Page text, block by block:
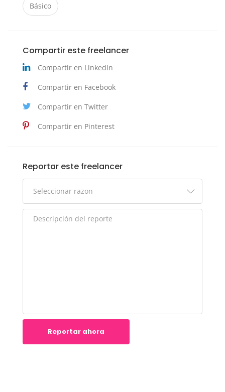
Básico
Compartir este freelancer
Compartir en Linkedin
Compartir en Facebook
Compartir en Twitter
Compartir en Pinterest
Reportar este freelancer
Reportar ahora